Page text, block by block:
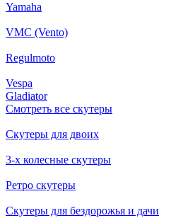
Yamaha
VMC (Vento)
Regulmoto
Vespa
Gladiator
Смотреть все скутеры
Скутеры для двоих
3-х колесные скутеры
Ретро скутеры
Скутеры для бездорожья и дачи